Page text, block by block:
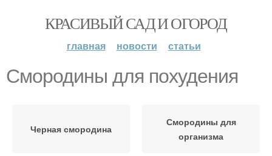
КРАСИВЫЙ САД И ОГОРОД
главная новости статьи
Смородины для похудения
Черная смородина
Смородины для
организма